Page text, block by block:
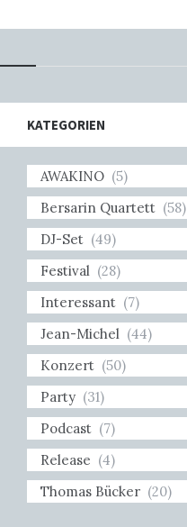
KATEGORIEN
AWAKINO (5)
Bersarin Quartett (58)
DJ-Set (49)
Festival (28)
Interessant (7)
Jean-Michel (44)
Konzert (50)
Party (31)
Podcast (7)
Release (4)
Thomas Bücker (20)